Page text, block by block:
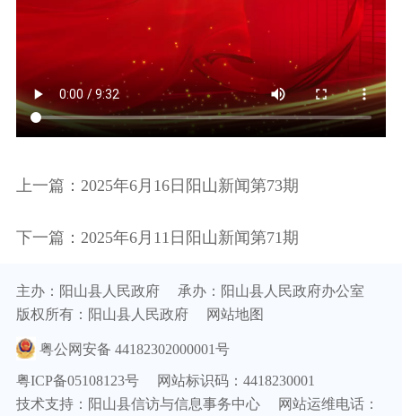
上一篇：2025年6月16日阳山新闻第73期
下一篇：2025年6月11日阳山新闻第71期
主办：阳山县人民政府
承办：阳山县人民政府办公室
版权所有：阳山县人民政府
网站地图
粤公网安备 44182302000001号
粤ICP备05108123号
网站标识码：4418230001
技术支持：阳山县信访与信息事务中心
网站运维电话：